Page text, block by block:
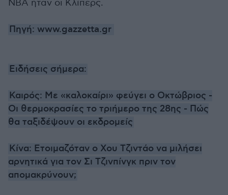
NBA ήταν οι Κλίπερς.
Πηγή: www.gazzetta.gr
Ειδήσεις σήμερα:
Καιρός: Με «καλοκαίρι» φεύγει ο Οκτώβριος -
Οι θερμοκρασίες το τριήμερο της 28ης - Πώς
θα ταξιδέψουν οι εκδρομείς
Κίνα: Ετοιμαζόταν ο Χου Τζιντάο να μιλήσει
αρνητικά για τον Σι Τζινπίνγκ πριν τον
απομακρύνουν;